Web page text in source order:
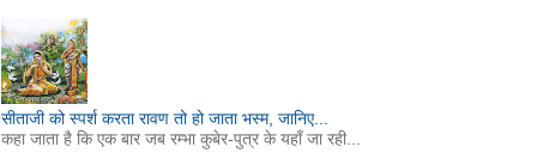
सीताजी को स्पर्श करता रावण तो हो जाता भस्म, जानिए...
कहा जाता है कि एक बार जब रम्भा कुबेर-पुत्र के यहाँ जा रही...